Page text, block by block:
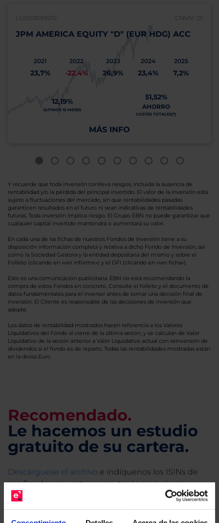
LU0159059210 CNMV: 25
JPM AMERICA EQUITY "D" (EUR HDG) ACC
2021
23,7%
2022
-22,4%
2023
26,9%
2024
23,4%
2025
7,2%
12,19%
ÚLTIMOS 12 MESES
51,52%
AHORRO
COSTES TOTALES(*)
MÁS INFO
Y recuerde que toda inversión conlleva riesgos, incluida la ausencia de
rentabilidad y/o la pérdida del principal invertido. El valor de la inversión está
sujeto a fluctuaciones del mercado, sin que rentabilidades pasadas
garanticen resultados en el futuro ni sean indicativas de rentabilidades
futuras. Toda inversión implica riesgo. El Grupo EBN no puede garantizar que
cualquier capital invertido mantendrá o aumentará su valor.
En cada una de las fichas de nuestros Fondos de Inversión tiene a su
disposición información completa y relativa a dicho Fondo de Inversión, así
como la Sociedad Gestora y la entidad depositaria del mismo y sobre el
Folleto (clicando en «ver informe») y el DFI (clicando en «ver ficha»).
Esto es una comunicación publicitaria. EBN no está recomendando la
compra de estos Fondos en concreto. Consulte el folleto y el documento de
datos fundamentales para el inversor antes de tomar una decisión final de
inversión. El Cliente es responsable de las decisiones de inversión que
adopte.
Los datos de rentabilidad mostrados hacen referencia a los Valores
Liquidativos del Fondo al cierre de la última sesión, y se calculan de Valor
Liquidativo de la sesión anterior a Valor Liquidativo actual con reinversión de
dividendos si el fondo es de reparto. Todas las rentabilidades mostradas están
en la divisa Euro.
Recomendado.
Le hacemos un estudio
gratuito de su cartera.
Descárguese el archivo e indíquenos los ISINs de
sus Fondos y nuestros expertos le enviarán un
estudio gratuito de sus alternativas de Clases
Limpias con las que podrá ahorrar en sus costes.